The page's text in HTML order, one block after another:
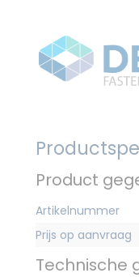
Product
Artikelnummer
Prijs op aanvraag
Technische